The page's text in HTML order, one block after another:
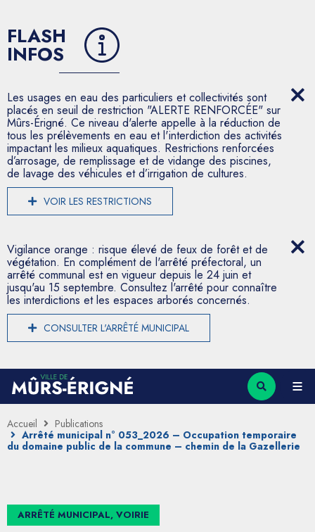
FLASH
INFOS
Les usages en eau des particuliers et collectivités sont
placés en seuil de restriction "ALERTE RENFORCÉE" sur
Mûrs-Érigné. Ce niveau d'alerte appelle à la réduction de
tous les prélèvements en eau et l'interdiction des activités
impactant les milieux aquatiques. Restrictions renforcées
d’arrosage, de remplissage et de vidange des piscines,
de lavage des véhicules et d’irrigation de cultures.
VOIR LES RESTRICTIONS
Vigilance orange : risque élevé de feux de forêt et de
végétation. En complément de l'arrêté préfectoral, un
arrêté communal est en vigueur depuis le 24 juin et
jusqu'au 15 septembre. Consultez l'arrêté pour connaître
les interdictions et les espaces arborés concernés.
CONSULTER L'ARRÊTÉ MUNICIPAL
Accueil
Publications
Arrêté municipal n° 053_2026 – Occupation temporaire
du domaine public de la commune – chemin de la Gazellerie
ARRÊTÉ MUNICIPAL, VOIRIE